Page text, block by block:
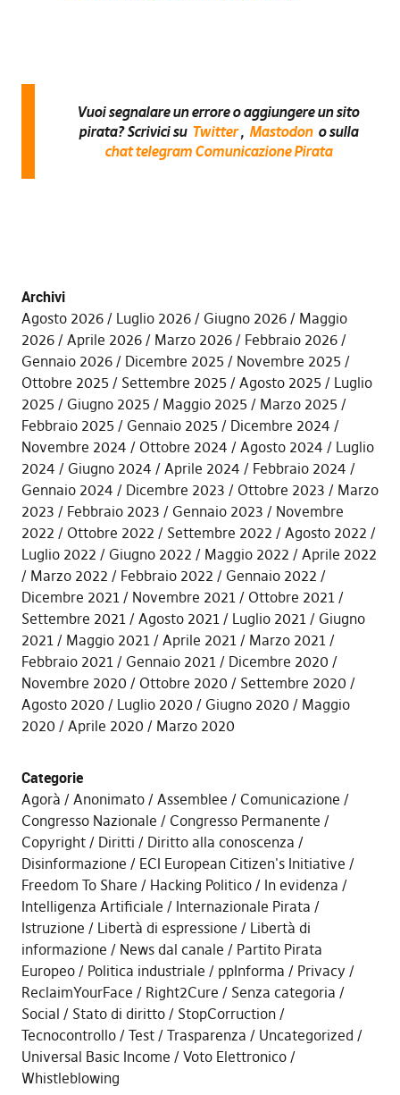
Vuoi segnalare un errore o aggiungere un sito
pirata? Scrivici su Twitter , Mastodon o sulla
chat telegram Comunicazione Pirata
Archivi
Agosto 2026 Luglio 2026 Giugno 2026
Maggio
2026
Aprile 2026 Marzo 2026
Febbraio 2026
Gennaio 2026
Dicembre 2025
Novembre 2025
Ottobre 2025
Settembre 2025 Agosto 2025
Luglio
2025
Giugno 2025 Maggio 2025
Marzo 2025
Febbraio 2025
Gennaio 2025
Dicembre 2024
Novembre 2024
Ottobre 2024 Agosto 2024
Luglio
2024
Giugno 2024 Aprile 2024
Febbraio 2024
Gennaio 2024
Dicembre 2023 Ottobre 2023
Marzo
2023
Febbraio 2023 Gennaio 2023
Novembre
2022
Ottobre 2022 Settembre 2022
Agosto 2022
Luglio 2022
Giugno 2022 Maggio 2022
Aprile 2022
Marzo 2022
Febbraio 2022
Gennaio 2022
Dicembre 2021
Novembre 2021
Ottobre 2021
Settembre 2021
Agosto 2021 Luglio 2021
Giugno
2021
Maggio 2021 Aprile 2021
Marzo 2021
Febbraio 2021
Gennaio 2021
Dicembre 2020
Novembre 2020
Ottobre 2020
Settembre 2020
Agosto 2020
Luglio 2020 Giugno 2020
Maggio
2020
Aprile 2020 Marzo 2020
Categorie
Agorà Anonimato Assemblee
Comunicazione
Congresso Nazionale
Congresso Permanente
Copyright
Diritti
Diritto alla conoscenza
Disinformazione
ECI European Citizen's Initiative
Freedom To Share
Hacking Politico
In evidenza
Intelligenza Artificiale
Internazionale Pirata
Istruzione
Libertà di espressione
Libertà di
informazione
News dal canale
Partito Pirata
Europeo
Politica industriale ppInforma
Privacy
ReclaimYourFace
Right2Cure
Senza categoria
Social
Stato di diritto
StopCorruction
Tecnocontrollo
Test Trasparenza
Uncategorized
Universal Basic Income
Voto Elettronico
Whistleblowing